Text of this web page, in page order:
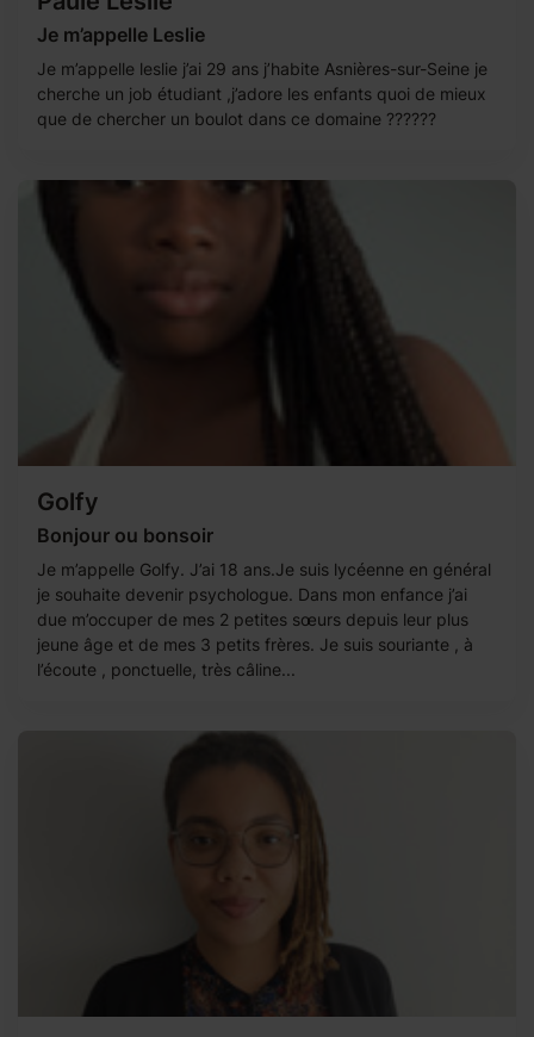
Je m’appelle Leslie
Je m’appelle leslie j’ai 29 ans j’habite Asnières-sur-Seine je
cherche un job étudiant ,j’adore les enfants quoi de mieux
que de chercher un boulot dans ce domaine ??????
Golfy
Bonjour ou bonsoir
Je m’appelle Golfy. J’ai 18 ans.Je suis lycéenne en général
je souhaite devenir psychologue. Dans mon enfance j’ai
due m’occuper de mes 2 petites sœurs depuis leur plus
jeune âge et de mes 3 petits frères. Je suis souriante , à
l’écoute , ponctuelle, très câline...